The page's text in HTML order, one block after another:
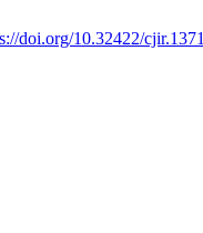
doi.org/10.32422/cjir.1371